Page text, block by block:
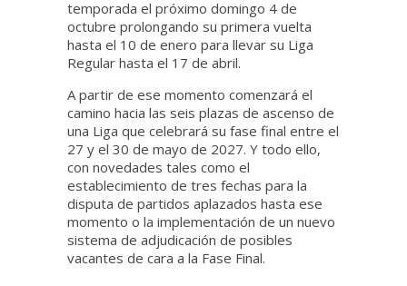
temporada el próximo domingo 4 de
octubre prolongando su primera vuelta
hasta el 10 de enero para llevar su Liga
Regular hasta el 17 de abril.
A partir de ese momento comenzará el
camino hacia las seis plazas de ascenso de
una Liga que celebrará su fase final entre el
27 y el 30 de mayo de 2027. Y todo ello,
con novedades tales como el
establecimiento de tres fechas para la
disputa de partidos aplazados hasta ese
momento o la implementación de un nuevo
sistema de adjudicación de posibles
vacantes de cara a la Fase Final.